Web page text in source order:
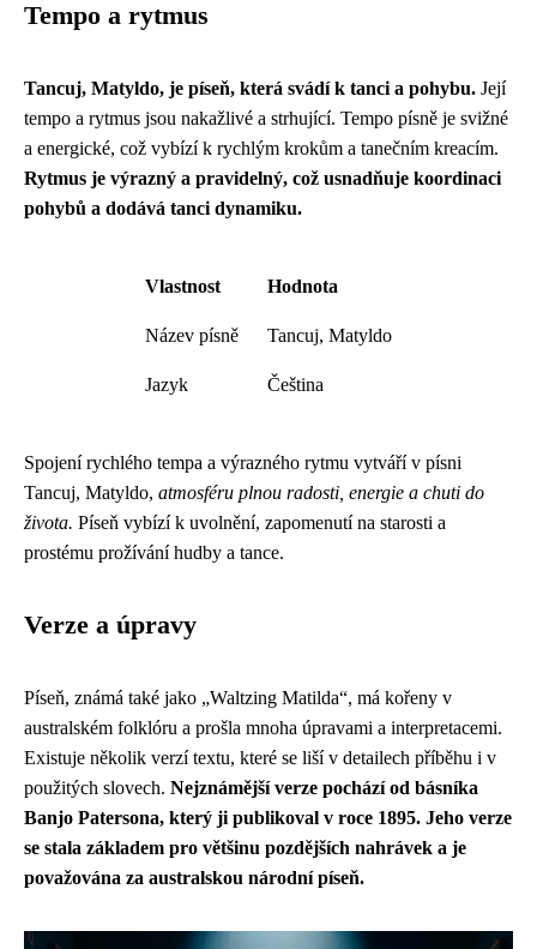
Tempo a rytmus
Tancuj, Matyldo, je píseň, která svádí k tanci a pohybu. Její
tempo a rytmus jsou nakažlivé a strhující. Tempo písně je svižné
a energické, což vybízí k rychlým krokům a tanečním kreacím.
Rytmus je výrazný a pravidelný, což usnadňuje koordinaci
pohybů a dodává tanci dynamiku.
Vlastnost Hodnota
Název písně Tancuj, Matyldo
Jazyk Čeština
Spojení rychlého tempa a výrazného rytmu vytváří v písni
Tancuj, Matyldo, atmosféru plnou radosti, energie a chuti do
života. Píseň vybízí k uvolnění, zapomenutí na starosti a
prostému prožívání hudby a tance.
Verze a úpravy
Píseň, známá také jako „Waltzing Matilda“, má kořeny v
australském folklóru a prošla mnoha úpravami a interpretacemi.
Existuje několik verzí textu, které se liší v detailech příběhu i v
použitých slovech. Nejznámější verze pochází od básníka
Banjo Patersona, který ji publikoval v roce 1895. Jeho verze
se stala základem pro většinu pozdějších nahrávek a je
považována za australskou národní píseň.